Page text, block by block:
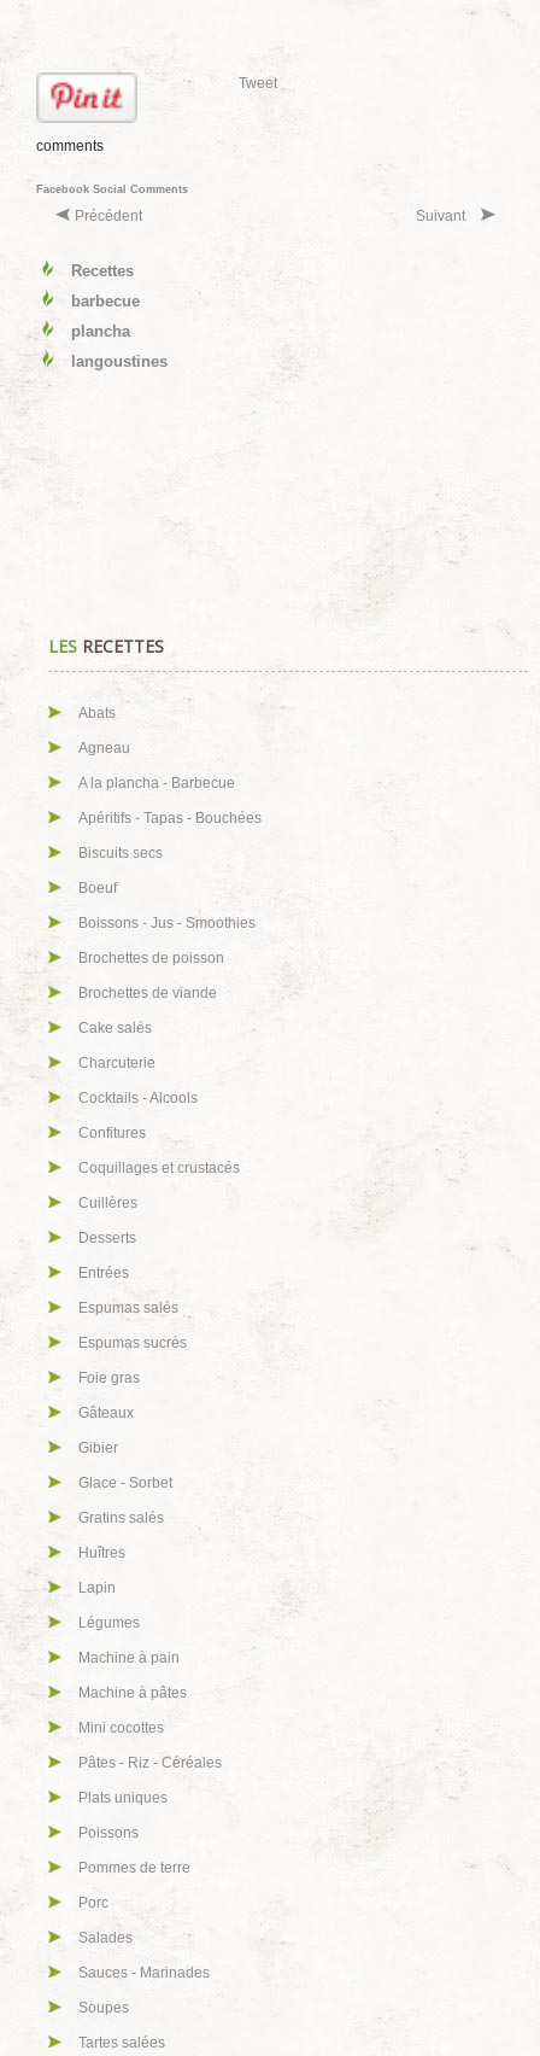
Tweet
comments
Facebook Social Comments
Précédent Suivant
Recettes
barbecue
plancha
langoustines
LES RECETTES
Abats
Agneau
A la plancha - Barbecue
Apéritifs - Tapas - Bouchées
Biscuits secs
Boeuf
Boissons - Jus - Smoothies
Brochettes de poisson
Brochettes de viande
Cake salés
Charcuterie
Cocktails - Alcools
Confitures
Coquillages et crustacés
Cuillères
Desserts
Entrées
Espumas salés
Espumas sucrés
Foie gras
Gâteaux
Gibier
Glace - Sorbet
Gratins salés
Huîtres
Lapin
Légumes
Machine à pain
Machine à pâtes
Mini cocottes
Pâtes - Riz - Céréales
Plats uniques
Poissons
Pommes de terre
Porc
Salades
Sauces - Marinades
Soupes
Tartes salées